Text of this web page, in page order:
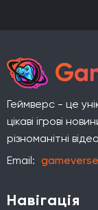
Геймверс - це
цікаві ігрові
різноманітні
Email:
Навігація